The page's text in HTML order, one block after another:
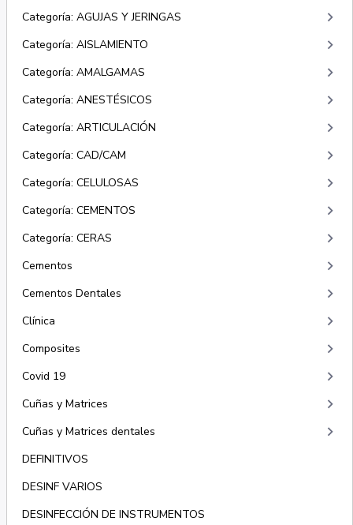
Categoría: AGUJAS Y JERINGAS keyboard_arrow_right
Categoría: AISLAMIENTO keyboard_arrow_right
Categoría: AMALGAMAS keyboard_arrow_right
Categoría: ANESTÉSICOS keyboard_arrow_right
Categoría: ARTICULACIÓN keyboard_arrow_right
Categoría: CAD/CAM keyboard_arrow_right
Categoría: CELULOSAS keyboard_arrow_right
Categoría: CEMENTOS keyboard_arrow_right
Categoría: CERAS keyboard_arrow_right
Cementos keyboard_arrow_right
Cementos Dentales keyboard_arrow_right
Clínica keyboard_arrow_right
Composites keyboard_arrow_right
Covid 19 keyboard_arrow_right
Cuñas y Matrices keyboard_arrow_right
Cuñas y Matrices dentales keyboard_arrow_right
DEFINITIVOS
DESINF VARIOS
DESINFECCIÓN DE INSTRUMENTOS